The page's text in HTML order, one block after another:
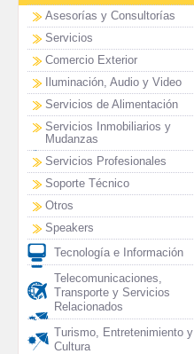
Asesorías y Consultorías
Servicios
Comercio Exterior
Iluminación, Audio y Video
Servicios de Alimentación
Servicios Inmobiliarios y
Mudanzas
Servicios Profesionales
Soporte Técnico
Otros
Speakers
Tecnología e Información
Telecomunicaciones,
Transporte y Servicios
Relacionados
Turismo, Entretenimiento y
Cultura